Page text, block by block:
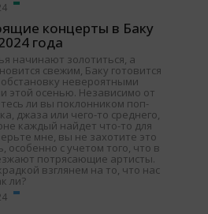
концерты в Баку
года
начинают золотиться, а
свежим, Баку готовится
невероятными
этой осенью. Независимо от
ли вы поклонником поп-
джаза или чего-то среднего,
каждый найдет что-то для
мне, вы не захотите это
особенно с учетом того, что в
потрясающие артисты.
взглянем на то, что нас
ли?